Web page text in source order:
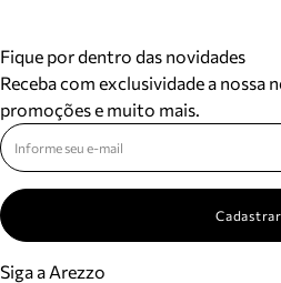
Fique por dentro das novidades
Receba com exclusividade a nossa
promoções e muito mais.
Cadastrar
Siga a Arezzo